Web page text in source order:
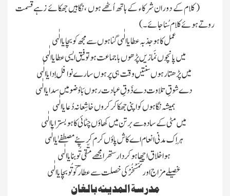
( کلام کے دوران شرکاء کے ہاتھ اُٹھے ہوں ،نگاہیں جھکائے زہے قسمت
روتے ہوئے کلام سُنا جائے ۔)
عمل کا ہو جذبہ عطا یاالٰہی گناہوں سے مجھ کو بچا یاالٰہی
میں پانچوں نَمازیں پڑھوں باجماعتہو توفیق ایسی عطا یاالٰہی
میں پڑھتا رہوں سنتیں وقت ہی پر ہوں سارے نوافِل ادا یاالٰہی
دے شوقِ تلاوت دے ذَوقِ عبادترہوں بَاوُضو میں سدا یاالٰہی
ہمیشہ نگاہوں کو اپنی جھکا کر کروں خاشِعانہ دُعا یاالٰہی
میں مٹی کے سادہ سے برتن میں کھاؤںچٹائی کا ہو بسترا یاالٰہی
ہر اِک مدنی انعام اے کاش پاؤں کرم کر پئے مصطفےٰ یاالٰہی
ہو اخلاق اچھا ہو کردار ستھرا مجھے متّقی تُو بنا یاالٰہی
غصیلے مزاج اور تَمَسْخُرْ کی خصلت سے عطارؔ کو تُو بچا یاالٰہی
مدرسۃ المدینہ بالغان